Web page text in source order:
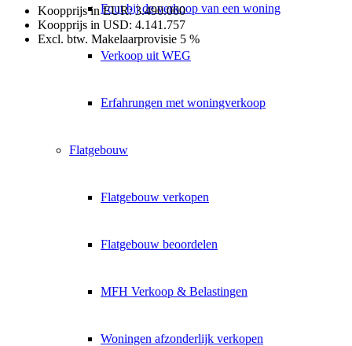
Fout bij de verkoop van een woning
Verkoop uit WEG
Erfahrungen met woningverkoop
Flatgebouw
Flatgebouw verkopen
Flatgebouw beoordelen
MFH Verkoop & Belastingen
Woningen afzonderlijk verkopen
Koopprijs in EUR: 3.490.000
Koopprijs in USD: 4.141.757
Excl. btw. Makelaarprovisie 5 %